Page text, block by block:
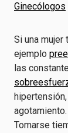
Ginecólogos
Si una mujer
ejemplo
las
Tomarse